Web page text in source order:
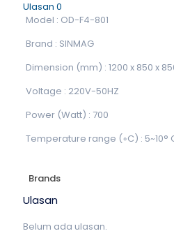
Ulasan 0
Model : OD-F4-801
Brand : SINMAG
Dimension (mm) : 1200 x 850 x
Voltage : 220V-50HZ
Power (Watt) : 700
Temperature range (◦C) : 5~10°
Brands
Ulasan
Belum ada ulasan.